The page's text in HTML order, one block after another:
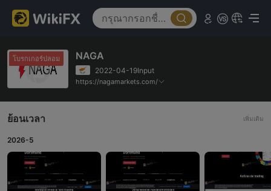
โบรกเกอร์ปลอม NAGA
2022-04-19Input
https://nagamarkets.com/
ย้อนเวลา เพิ่มเติม
2026-5